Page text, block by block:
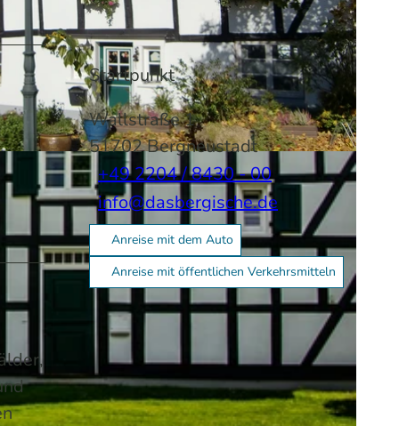
Startpunkt
Wallstraße 1
51702Bergneustadt
+49 2204 / 8430 - 00
info@dasbergische.de
Anreise mit dem Auto
Anreise mit öffentlichen Verkehrsmitteln